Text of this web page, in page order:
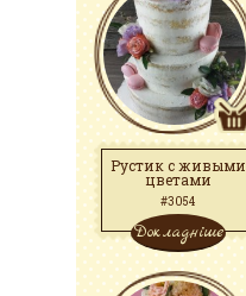
Рустик с живыми
цветами
#3054
Докладніше